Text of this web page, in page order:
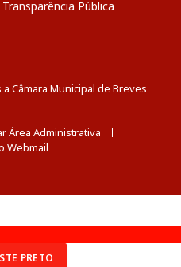
Pública
Câmara Municipal de Breves
Área Administrativa
Webmail
PRETO